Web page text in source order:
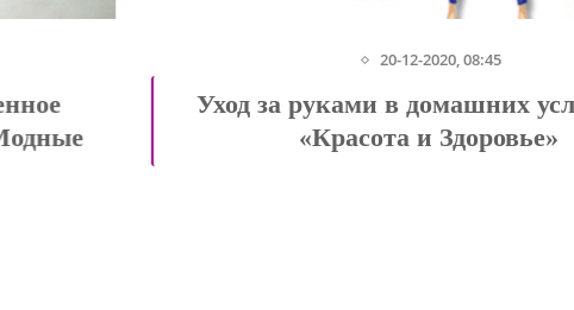
20-12-2020, 08:45
Уход за руками в домашних
«Красота и Здоровье»